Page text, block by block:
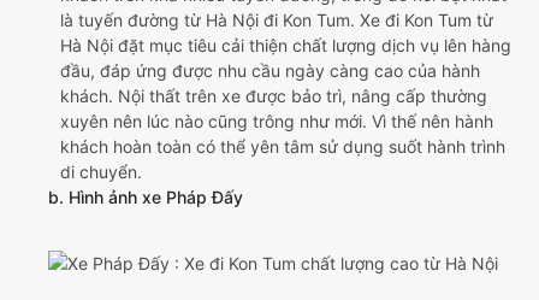
là tuyến đường từ Hà Nội đi Kon Tum. Xe đi Kon Tum từ
Hà Nội đặt mục tiêu cải thiện chất lượng dịch vụ lên hàng
đầu, đáp ứng được nhu cầu ngày càng cao của hành
khách. Nội thất trên xe được bảo trì, nâng cấp thường
xuyên nên lúc nào cũng trông như mới. Vì thế nên hành
khách hoàn toàn có thể yên tâm sử dụng suốt hành trình
di chuyển.
b. Hình ảnh xe Pháp Đấy